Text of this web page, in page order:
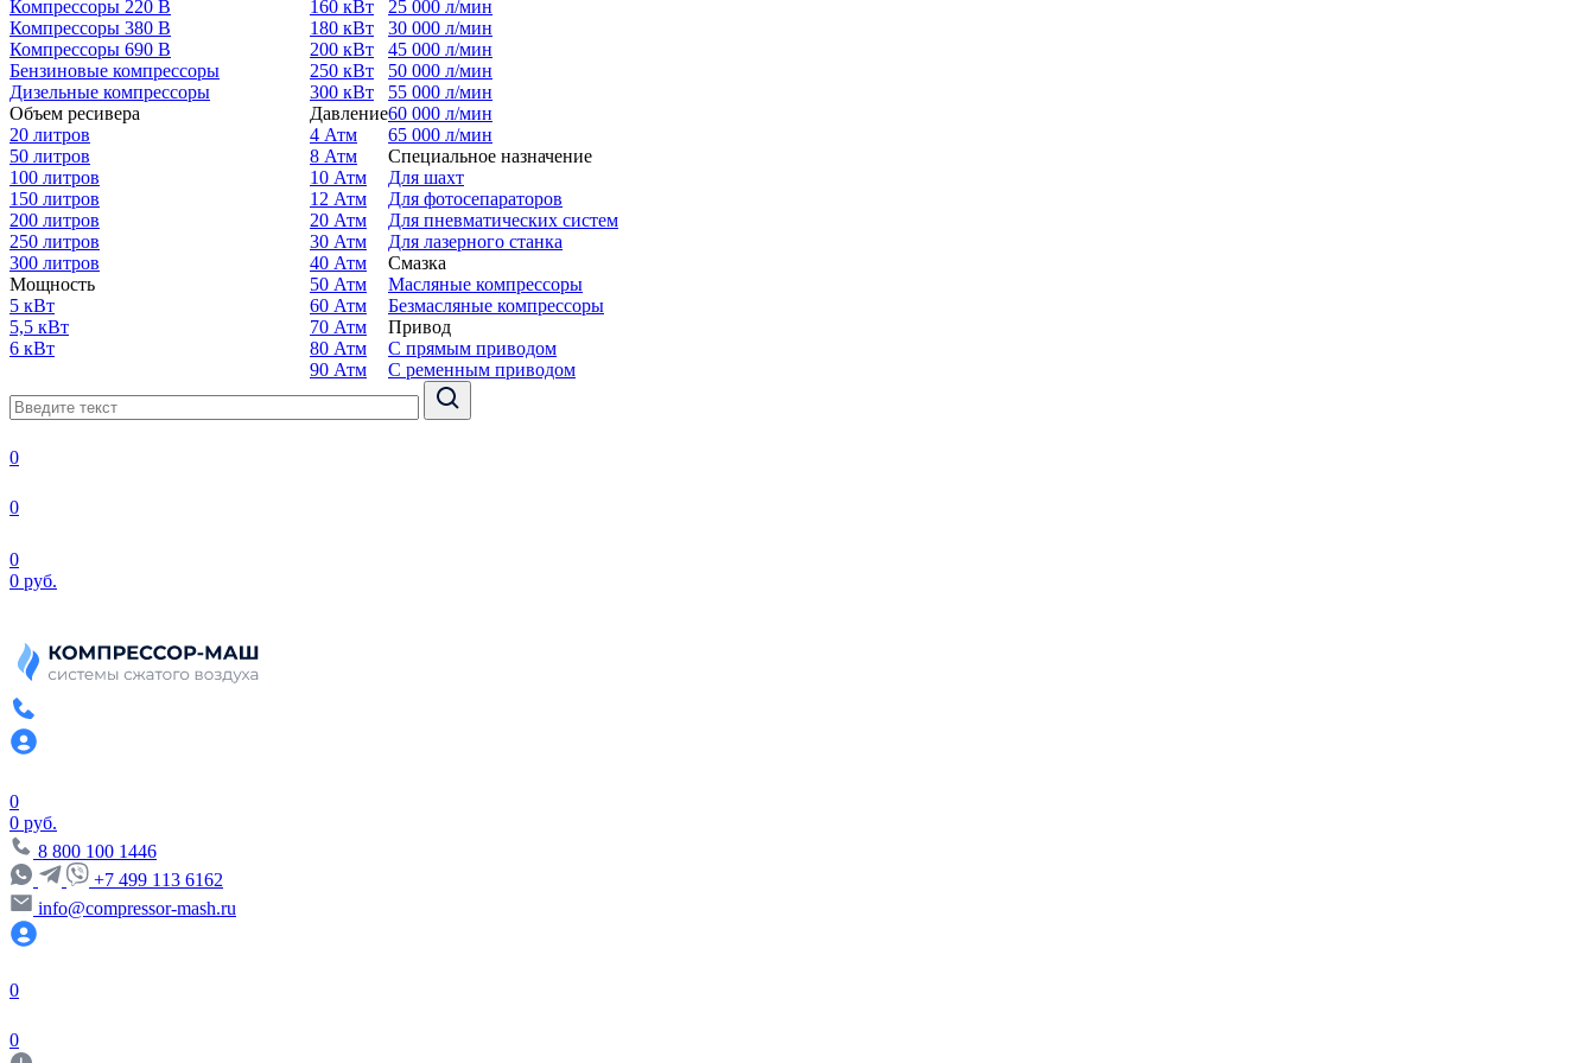
Компрессоры 220 В
Компрессоры 380 В
Компрессоры 690 В
Бензиновые компрессоры
Дизельные компрессоры
Объем ресивера
20 литров
50 литров
100 литров
150 литров
200 литров
250 литров
300 литров
Мощность
5 кВт
5,5 кВт
6 кВт
160 кВт
180 кВт
200 кВт
250 кВт
300 кВт
Давление
4 Атм
8 Атм
10 Атм
12 Атм
20 Атм
30 Атм
40 Атм
50 Атм
60 Атм
70 Атм
80 Атм
90 Атм
25 000 л/мин
30 000 л/мин
45 000 л/мин
50 000 л/мин
55 000 л/мин
60 000 л/мин
65 000 л/мин
Специальное назначение
Для шахт
Для фотосепараторов
Для пневматических систем
Для лазерного станка
Смазка
Масляные компрессоры
Безмасляные компрессоры
Привод
С прямым приводом
С ременным приводом
0
0
0
0 руб.
0
0 руб.
8 800 100 1446
+7 499 113 6162
info@compressor-mash.ru
0
0